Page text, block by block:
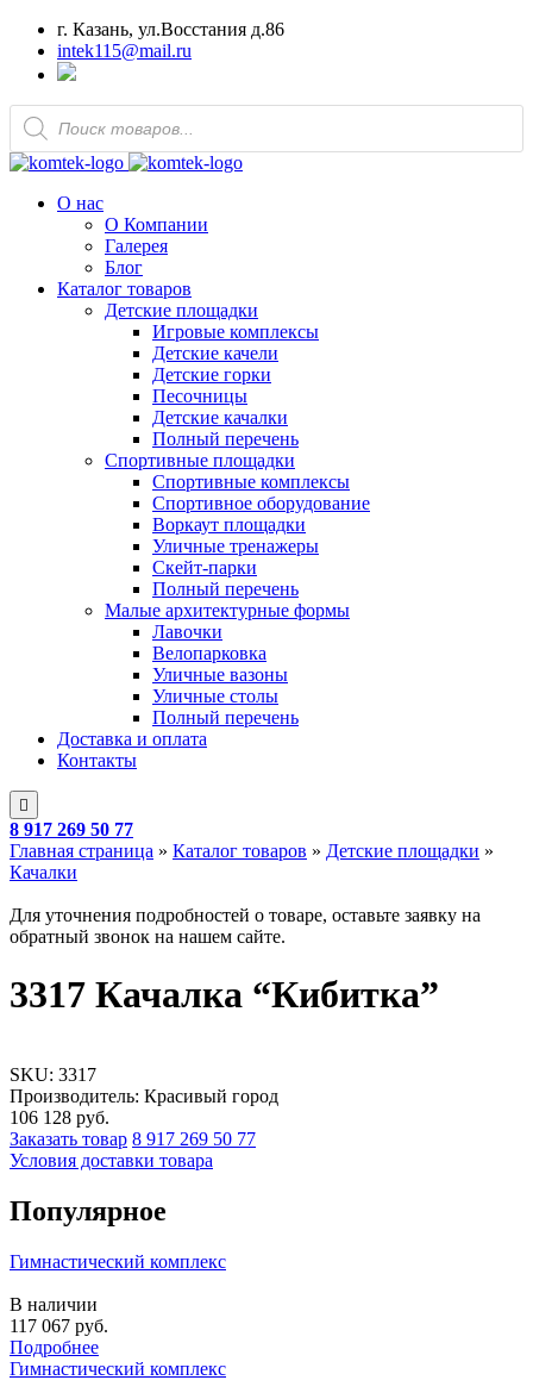
г. Казань, ул.Восстания д.86
intek115@mail.ru
Поиск
товаров
О нас
О Компании
Галерея
Блог
Каталог товаров
Детские площадки
Игровые комплексы
Детские качели
Детские горки
Песочницы
Детские качалки
Полный перечень
Спортивные площадки
Спортивные комплексы
Спортивное оборудование
Воркаут площадки
Уличные тренажеры
Скейт-парки
Полный перечень
Малые архитектурные формы
Лавочки
Велопарковка
Уличные вазоны
Уличные столы
Полный перечень
Доставка и оплата
Контакты
8 917 269 50 77
Главная страница » Каталог товаров » Детские площадки »
Качалки
Для уточнения подробностей о товаре, оставьте заявку на
обратный звонок на нашем сайте.
3317 Качалка “Кибитка”
SKU: 3317
Производитель: Красивый город
106 128 руб.
Заказать товар 8 917 269 50 77
Условия доставки товара
Популярное
Гимнастический комплекс
В наличии
117 067 руб.
Подробнее
Гимнастический комплекс